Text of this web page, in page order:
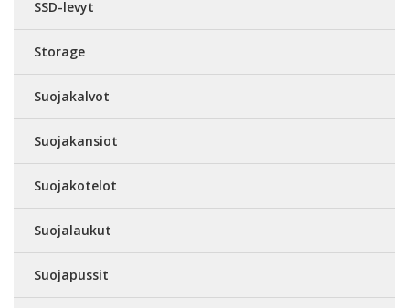
SSD-levyt
Storage
Suojakalvot
Suojakansiot
Suojakotelot
Suojalaukut
Suojapussit